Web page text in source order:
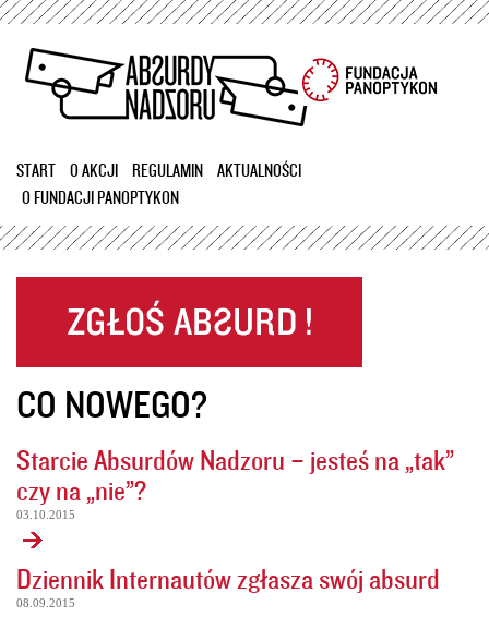
Przejdź
treści
START O AKCJI REGULAMIN
AKTUALNOŚCI
O FUNDACJI PANOPTYKON
CO NOWEGO?
Starcie Absurdów Nadzoru – jesteś na „tak”
czy na „nie”?
03.10.2015
Dziennik Internautów zgłasza swój absurd
08.09.2015